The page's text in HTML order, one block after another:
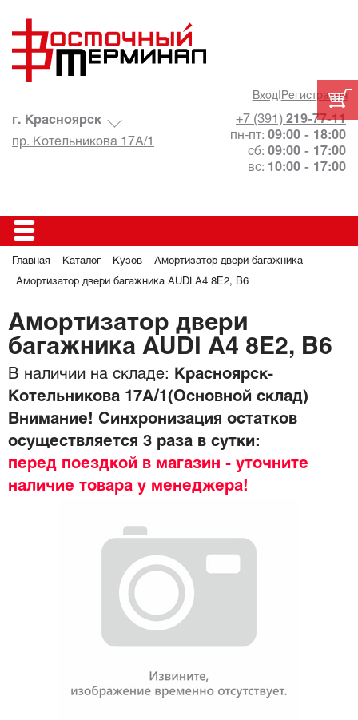
Вход| Регистрация
+7 (391) 219-77-11
пн-пт: 09:00 - 18:00
сб: 09:00 - 17:00
вс: 10:00 - 17:00
г. Красноярск
пр. Котельникова 17А/1
Главная Каталог Кузов Амортизатор двери багажника
Амортизатор двери багажника AUDI A4 8E2, B6
Амортизатор двери
багажника AUDI A4 8E2, B6
В наличии на складе:
Красноярск-
Котельникова 17А/1(Основной склад)
Внимание! Синхронизация остатков
осуществляется 3 раза в сутки:
перед поездкой в магазин - уточните
наличие товара у менеджера!